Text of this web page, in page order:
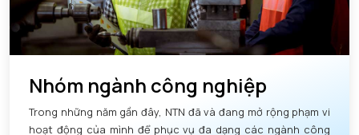
Nhóm ngành công nghiệp
Trong những năm gần đây, NTN đã và đang mở rộng phạm vi
hoạt động của mình để phục vụ đa dạng các ngành công